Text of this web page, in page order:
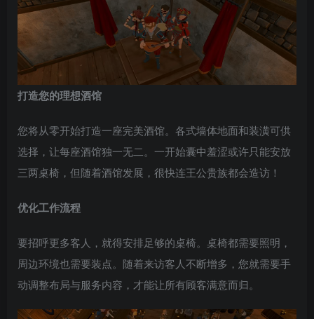
打造您的理想酒馆
您将从零开始打造一座完美酒馆。各式墙体地面和装潢可供
选择，让每座酒馆独一无二。一开始囊中羞涩或许只能安放
三两桌椅，但随着酒馆发展，很快连王公贵族都会造访！
优化工作流程
要招呼更多客人，就得安排足够的桌椅。桌椅都需要照明，
周边环境也需要装点。随着来访客人不断增多，您就需要手
动调整布局与服务内容，才能让所有顾客满意而归。